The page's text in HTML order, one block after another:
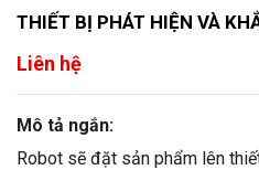
THIẾT BỊ PHÁT HIỆN VÀ
Liên hệ
Mô tả ngắn:
Robot sẽ đặt sản phẩm lên